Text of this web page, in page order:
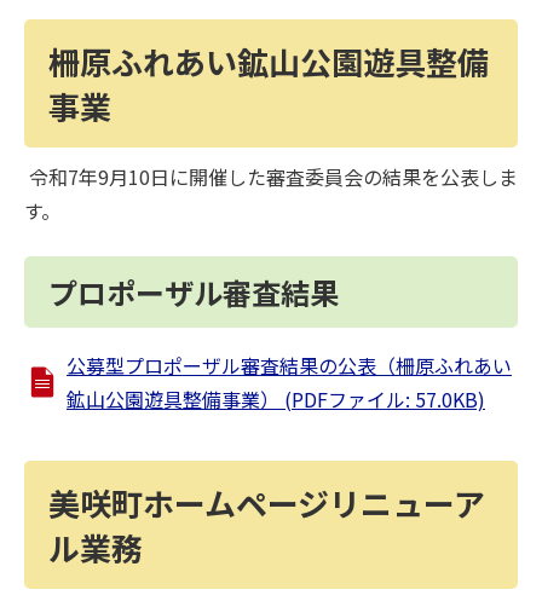
柵原ふれあい鉱山公園遊具整備
事業
令和7年9月10日に開催した審査委員会の結果を公表しま
す。
プロポーザル審査結果
公募型プロポーザル審査結果の公表（柵原ふれあい
鉱山公園遊具整備事業​） (PDFファイル: 57.0KB)
美咲町ホームページリニューア
ル業務